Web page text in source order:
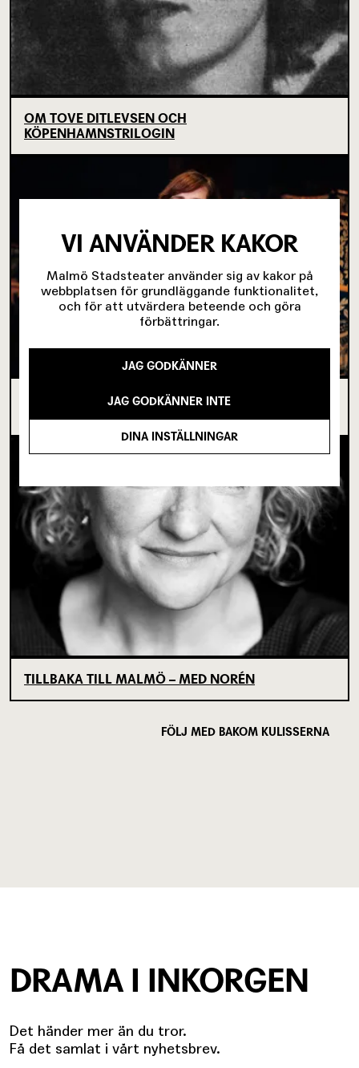
OM TOVE DITLEVSEN OCH
KÖPENHAMNSTRILOGIN
I SPRICKAN MELLAN DET SOM VARIT OCH DET
TILLBAKA TILL MALMÖ – MED NORÉN
FÖLJ MED BAKOM KULISSERNA
DRAMA I INKORGEN
Det händer mer än du tror.
Få det samlat i vårt nyhetsbrev.
VI ANVÄNDER KAKOR
Malmö Stadsteater använder sig av kakor på
webbplatsen för grundläggande funktionalitet,
och för att utvärdera beteende och göra
förbättringar.
JAG GODKÄNNER
JAG GODKÄNNER INTE
DINA INSTÄLLNINGAR